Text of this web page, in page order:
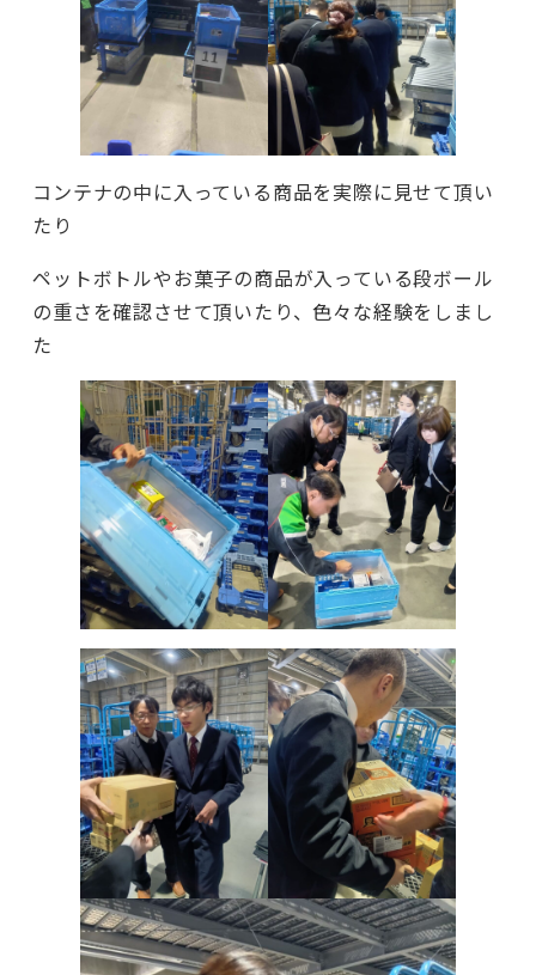
コンテナの中に入っている商品を実際に見せて頂い
たり
ペットボトルやお菓子の商品が入っている段ボール
の重さを確認させて頂いたり、色々な経験をしまし
た